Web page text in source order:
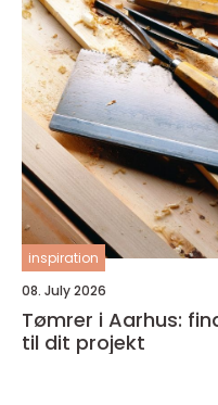
inspiration
08. July 2026
Tømrer i Aarhus:
til dit projekt